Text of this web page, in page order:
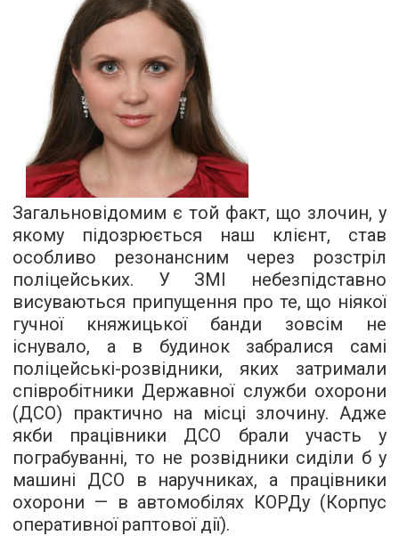
Загальновідомим є той факт, що злочин, у
якому підозрюється наш клієнт, став
особливо резонансним через розстріл
поліцейських. У ЗМІ небезпідставно
висуваються припущення про те, що ніякої
гучної княжицької банди зовсім не
існувало, а в будинок забралися самі
поліцейські-розвідники, яких затримали
співробітники Державної служби охорони
(ДСО) практично на місці злочину. Адже
якби працівники ДСО брали участь у
пограбуванні, то не розвідники сиділи б у
машині ДСО в наручниках, а працівники
охорони — в автомобілях КОРДу (Корпус
оперативної раптової дії).